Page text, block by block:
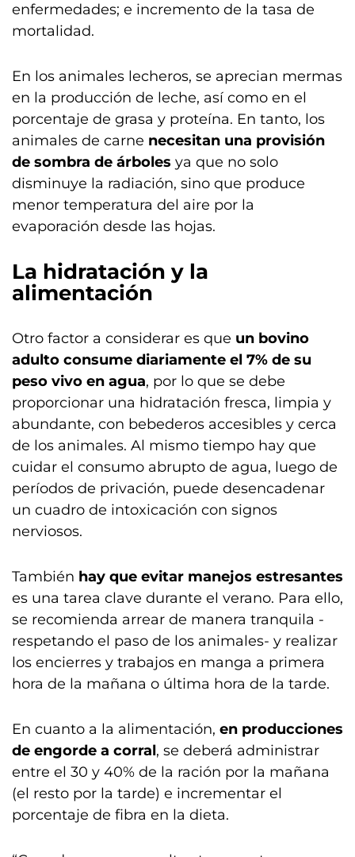
enfermedades; e incremento de la tasa de
mortalidad.
En los animales lecheros, se aprecian mermas
en la producción de leche, así como en el
porcentaje de grasa y proteína. En tanto, los
animales de carne necesitan una provisión
de sombra de árboles ya que no solo
disminuye la radiación, sino que produce
menor temperatura del aire por la
evaporación desde las hojas.
La hidratación y la
alimentación
Otro factor a considerar es que un bovino
adulto consume diariamente el 7% de su
peso vivo en agua, por lo que se debe
proporcionar una hidratación fresca, limpia y
abundante, con bebederos accesibles y cerca
de los animales. Al mismo tiempo hay que
cuidar el consumo abrupto de agua, luego de
períodos de privación, puede desencadenar
un cuadro de intoxicación con signos
nerviosos.
También hay que evitar manejos estresantes
es una tarea clave durante el verano. Para ello,
se recomienda arrear de manera tranquila -
respetando el paso de los animales- y realizar
los encierres y trabajos en manga a primera
hora de la mañana o última hora de la tarde.
En cuanto a la alimentación, en producciones
de engorde a corral, se deberá administrar
entre el 30 y 40% de la ración por la mañana
(el resto por la tarde) e incrementar el
porcentaje de fibra en la dieta.